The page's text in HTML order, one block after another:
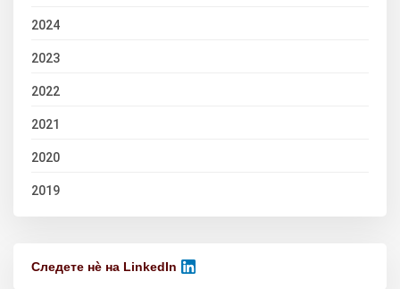
2024
2023
2022
2021
2020
2019
Следете нѐ на LinkedIn